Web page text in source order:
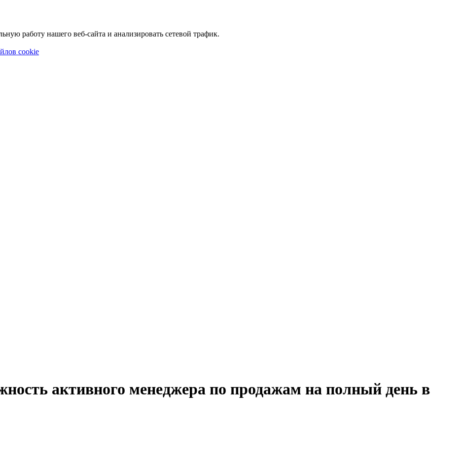
работу нашего веб-сайта и анализировать сетевой трафик.
cookie
активного менеджера по продажам на полный день в